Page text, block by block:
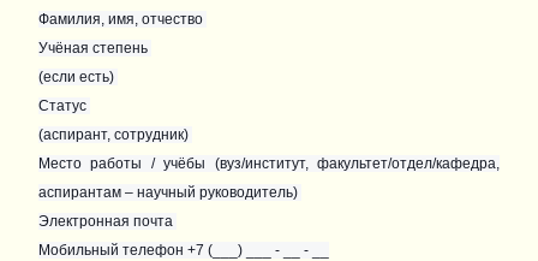
Фамилия, имя, отчество
Учёная степень
(если есть)
Статус
(аспирант, сотрудник)
Место работы / учёбы (вуз/институт, факультет/отдел/кафедра,
аспирантам – научный руководитель)
Электронная почта
Мобильный телефон +7 (___) ___ - __ - __